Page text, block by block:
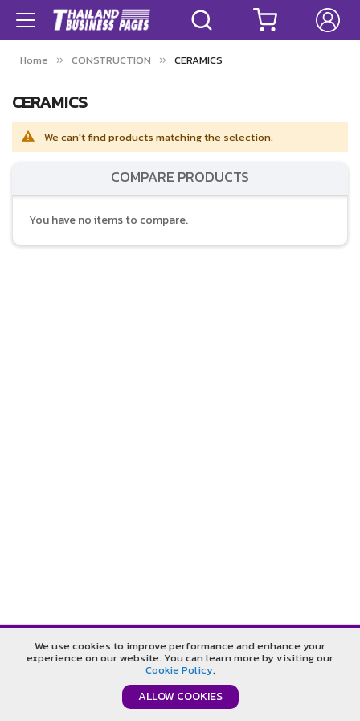
We use cookies to improve performance and enhance your
experience on our website. You can learn more by visiting our
Cookie Policy.
ALLOW COOKIES
Home CONSTRUCTION CERAMICS
CERAMICS
We can't find products matching the selection.
COMPARE PRODUCTS
You have no items to compare.
รับประกันคืนเงิน
รับประกันราคาดีที่สุด
รับประกันคุณภาพดีที่สุด
ปรึกษาออนไลน์
©T.B.P. Publication Company Limited. All Rights Reserved.